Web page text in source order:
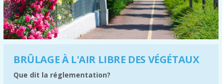
BRÛLAGE À L'AIR LIBRE DES VÉGÉTAUX
Que dit la réglementation?